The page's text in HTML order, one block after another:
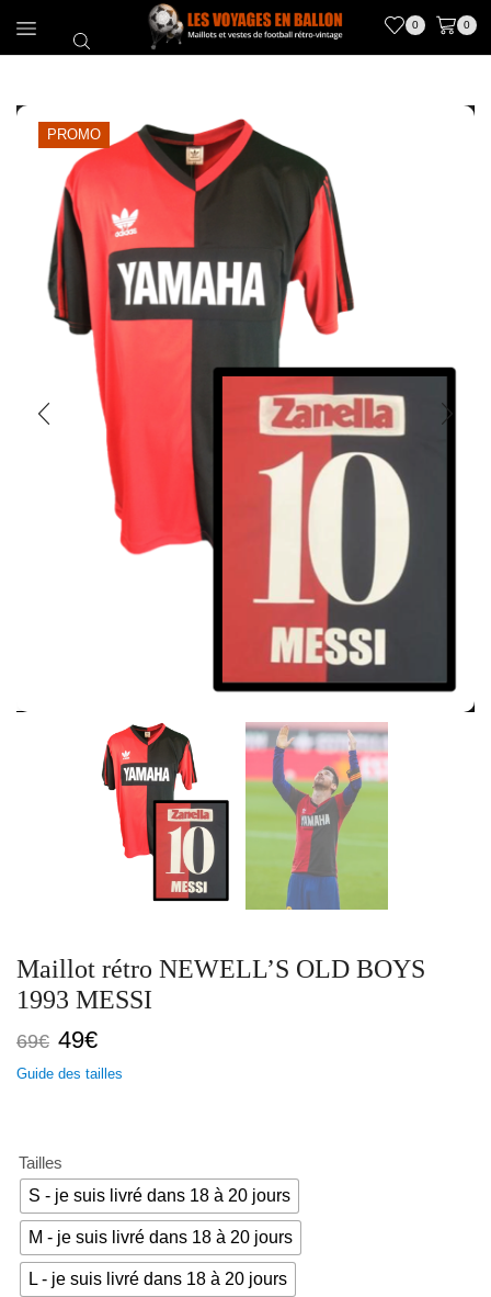
0 0
PROMO
Maillot rétro NEWELL’S OLD BOYS
1993 MESSI
69€ Le
initial
49€Le
actuel
Guide des tailles
Tailles
S - je suis livré dans 18 à 20 jours
M - je suis livré dans 18 à 20 jours
L - je suis livré dans 18 à 20 jours